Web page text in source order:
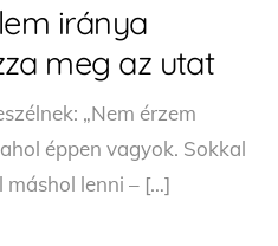
iránya
meg az utat
„Nem érzem
éppen vagyok. Sokkal
máshol lenni – […]